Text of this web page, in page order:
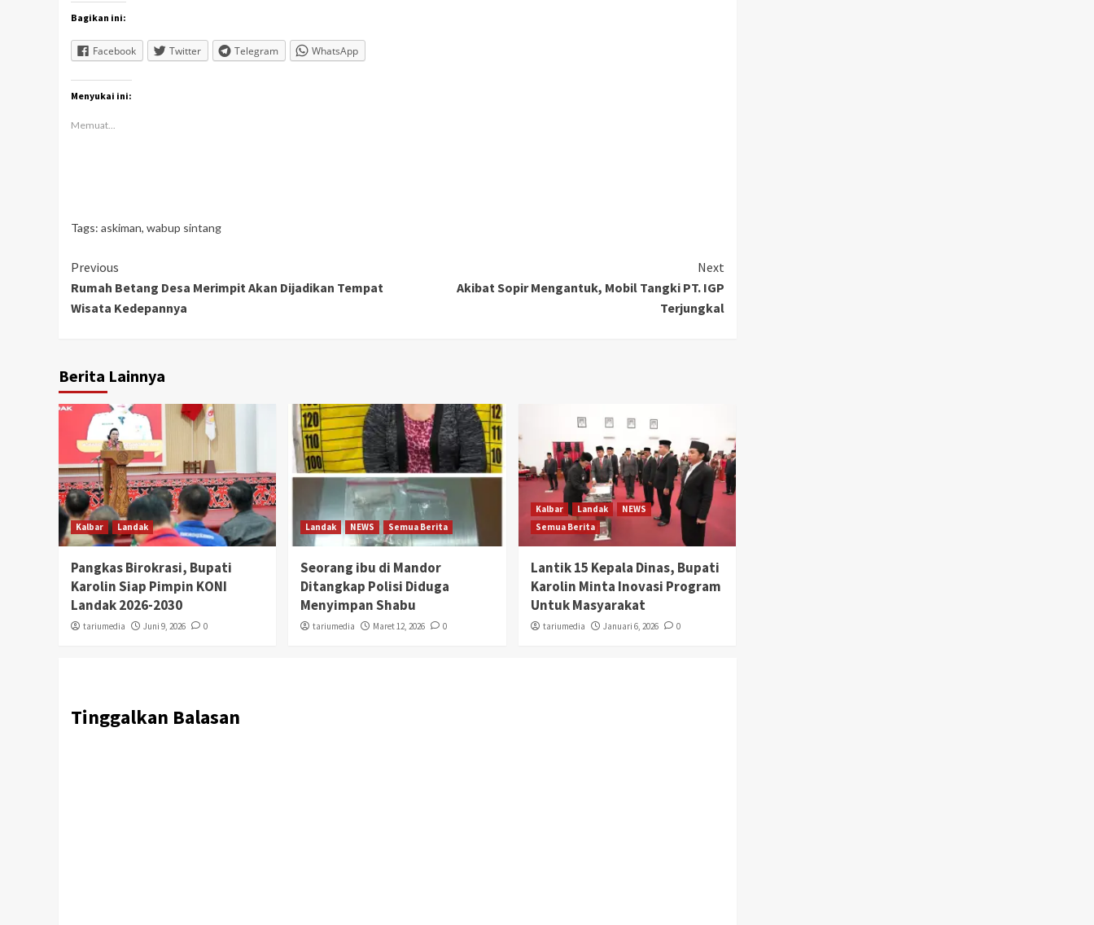
Bagikan ini:
Facebook Twitter Telegram WhatsApp
Menyukai ini:
Memuat...
Tags: askiman, wabup sintang
Continue
Reading
Previous
Rumah Betang Desa Merimpit Akan Dijadikan Tempat
Wisata Kedepannya
Next
Akibat Sopir Mengantuk, Mobil Tangki PT. IGP
Terjungkal
Berita Lainnya
Kalbar Landak
Pangkas Birokrasi, Bupati
Karolin Siap Pimpin KONI
Landak 2026-2030
tariumedia Juni 9, 2026 0
Landak NEWS Semua Berita
Seorang ibu di Mandor
Ditangkap Polisi Diduga
Menyimpan Shabu
tariumedia Maret 12, 2026 0
Kalbar Landak
NEWS
Semua Berita
Lantik 15 Kepala Dinas, Bupati
Karolin Minta Inovasi Program
Untuk Masyarakat
tariumedia Januari 6, 2026 0
Tinggalkan Balasan